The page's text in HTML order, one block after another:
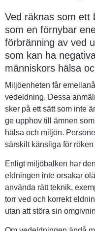
Ved räknas som ett
som en förnybar
förbränning av ved
som kan ha
människors hälsa
Miljöenheten får
vedeldning. Dessa
sker på ett sätt som inte
ge upphov till ämnen
hälsa och miljön.
särskilt känsliga för
Enligt miljöbalken har
eldningen inte orsakar
använda rätt teknik,
torr ved och korrekt
utan att störa sin